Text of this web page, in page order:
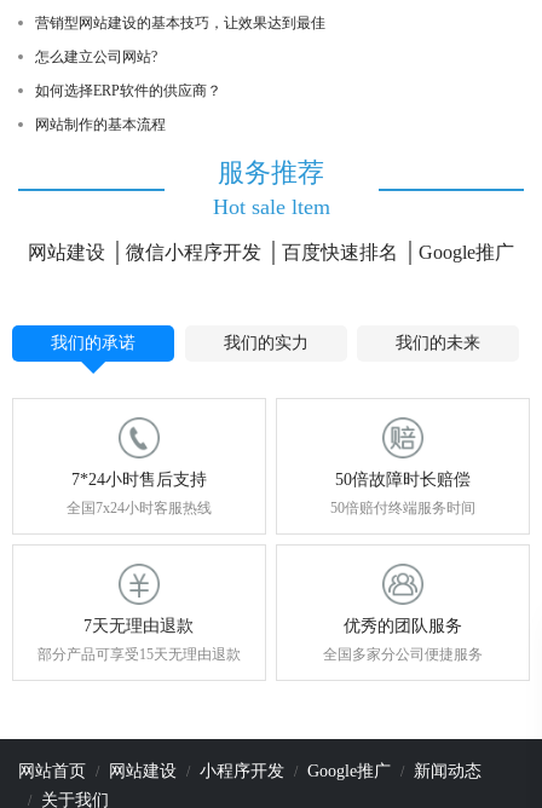
营销型网站建设的基本技巧，让效果达到最佳
怎么建立公司网站?
如何选择ERP软件的供应商？
网站制作的基本流程
服务推荐
Hot sale ltem
网站建设 微信小程序开发 百度快速排名 Google推广
我们的承诺 我们的实力 我们的未来
7*24小时售后支持
全国7x24小时客服热线
50倍故障时长赔偿
50倍赔付终端服务时间
7天无理由退款
部分产品可享受15天无理由退款
优秀的团队服务
全国多家分公司便捷服务
网站首页 网站建设 小程序开发 Google推广
新闻动态
关于我们